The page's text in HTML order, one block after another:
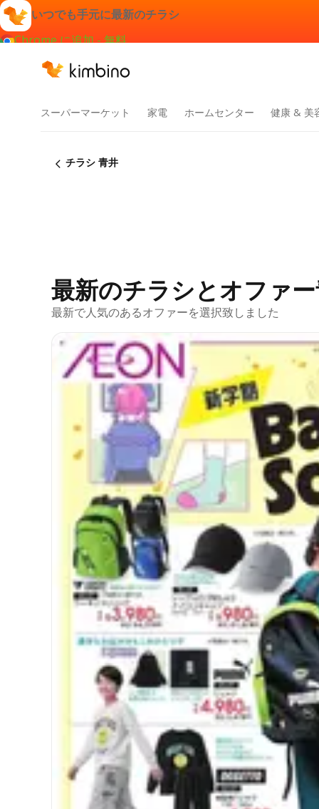
いつでも手元に最新のチラシ
Chrome に追加 - 無料
スーパーマーケット 家電 ホームセンター 健康 & 美
チラシ 青井
最新のチラシとオファ
最新で人気のあるオファーを選択致しました